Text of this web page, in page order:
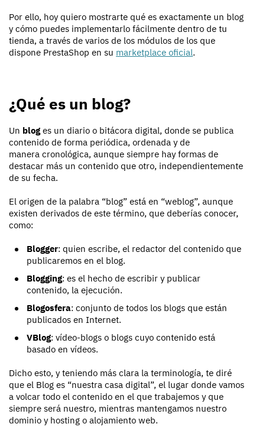
Por ello, hoy quiero mostrarte qué es exactamente un blog
y cómo puedes implementarlo fácilmente dentro de tu
tienda, a través de varios de los módulos de los que
dispone PrestaShop en su marketplace oficial.
¿Qué es un blog?
Un bloges un diario o bitácora digital, donde se publica
contenido de forma periódica, ordenada y de
manera cronológica, aunque siempre hay formas de
destacar más un contenido que otro, independientemente
de su fecha.
El origen de la palabra “blog” está en “weblog”, aunque
existen derivados de este término, que deberías conocer,
como:
Blogger: quien escribe, el redactor del contenido que
publicaremos en el blog.
Blogging: es el hecho de escribir y publicar
contenido, la ejecución.
Blogosfera: conjunto de todos los blogs que están
publicados en Internet.
VBlog: vídeo-blogs o blogs cuyo contenido está
basado en vídeos.
Dicho esto, y teniendo más clara la terminología, te diré
que el Blog es “nuestra casa digital”, el lugar donde vamos
a volcar todo el contenido en el que trabajemos y que
siempre será nuestro, mientras mantengamos nuestro
dominio y hosting o alojamiento web.